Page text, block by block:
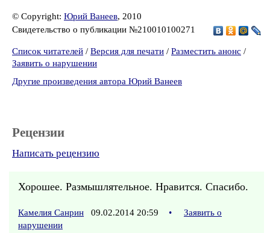
© Copyright: Юрий Ванеев, 2010
Свидетельство о публикации №210010100271
Список читателей / Версия для печати / Разместить анонс /
Заявить о нарушении
Другие произведения автора Юрий Ванеев
Рецензии
Написать рецензию
Хорошее. Размышлятельное. Нравится. Спасибо.
Камелия Санрин 09.02.2014 20:59 •
Заявить о
нарушении